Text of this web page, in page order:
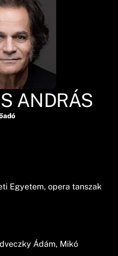
ANDRÁS
Egyetem, opera tanszak
Ádám, Mikó